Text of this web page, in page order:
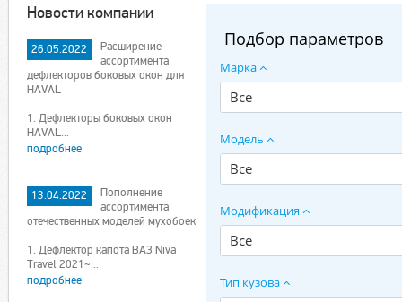
Новости компании
26.05.2022
Расширение
ассортимента
дефлекторов боковых окон для
HAVAL
1. Дефлекторы боковых окон
HAVAL...
подробнее
13.04.2022
Пополнение
ассортимента
отечественных моделей мухобоек
1. Дефлектор капота ВАЗ Niva
Travel 2021~...
подробнее
Подбор параметров
Марка
Все
Модель
Все
Модификация
Все
Тип кузова